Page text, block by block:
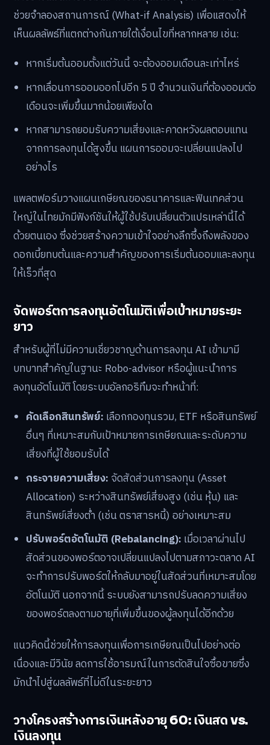
ช่วยจำลองสถานการณ์ (What-if Analysis) เพื่อแสดงให้
เห็นผลลัพธ์ที่แตกต่างกันภายใต้เงื่อนไขที่หลากหลาย เช่น:
หากเริ่มต้นออมตั้งแต่วันนี้ จะต้องออมเดือนละเท่าไหร่
หากเลื่อนการออมออกไปอีก 5 ปี จำนวนเงินที่ต้องออมต่อ
เดือนจะเพิ่มขึ้นมากน้อยเพียงใด
หากสามารถยอมรับความเสี่ยงและคาดหวังผลตอบแทน
จากการลงทุนได้สูงขึ้น แผนการออมจะเปลี่ยนแปลงไป
อย่างไร
แพลตฟอร์มวางแผนเกษียณของธนาคารและฟินเทคส่วน
ใหญ่ในไทยมักมีฟังก์ชันให้ผู้ใช้ปรับเปลี่ยนตัวแปรเหล่านี้ได้
ด้วยตนเอง ซึ่งช่วยสร้างความเข้าใจอย่างลึกซึ้งถึงพลังของ
ดอกเบี้ยทบต้นและความสำคัญของการเริ่มต้นออมและลงทุน
ให้เร็วที่สุด
จัดพอร์ตการลงทุนอัตโนมัติเพื่อเป้าหมายระยะ
ยาว
สำหรับผู้ที่ไม่มีความเชี่ยวชาญด้านการลงทุน AI เข้ามามี
บทบาทสำคัญในฐานะ Robo-advisor หรือผู้แนะนำการ
ลงทุนอัตโนมัติ โดยระบบอัลกอริทึมจะทำหน้าที่:
คัดเลือกสินทรัพย์: เลือกกองทุนรวม, ETF หรือสินทรัพย์
อื่นๆ ที่เหมาะสมกับเป้าหมายการเกษียณและระดับความ
เสี่ยงที่ผู้ใช้ยอมรับได้
กระจายความเสี่ยง: จัดสัดส่วนการลงทุน (Asset
Allocation) ระหว่างสินทรัพย์เสี่ยงสูง (เช่น หุ้น) และ
สินทรัพย์เสี่ยงต่ำ (เช่น ตราสารหนี้) อย่างเหมาะสม
ปรับพอร์ตอัตโนมัติ (Rebalancing): เมื่อเวลาผ่านไป
สัดส่วนของพอร์ตอาจเปลี่ยนแปลงไปตามสภาวะตลาด AI
จะทำการปรับพอร์ตให้กลับมาอยู่ในสัดส่วนที่เหมาะสมโดย
อัตโนมัติ นอกจากนี้ ระบบยังสามารถปรับลดความเสี่ยง
ของพอร์ตลงตามอายุที่เพิ่มขึ้นของผู้ลงทุนได้อีกด้วย
แนวคิดนี้ช่วยให้การลงทุนเพื่อการเกษียณเป็นไปอย่างต่อ
เนื่องและมีวินัย ลดการใช้อารมณ์ในการตัดสินใจซื้อขายซึ่ง
มักนำไปสู่ผลลัพธ์ที่ไม่ดีในระยะยาว
วางโครงสร้างการเงินหลังอายุ 60: เงินสด vs.
เงินลงทุน